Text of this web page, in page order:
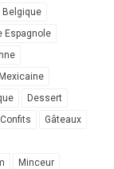
Belgique
Espagnole
Dessert
Gâteaux
Minceur